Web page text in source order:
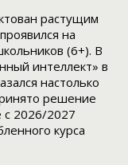
растущим
на
(6+). В
интеллект» в
настолько
решение
с 2026/2027
курса